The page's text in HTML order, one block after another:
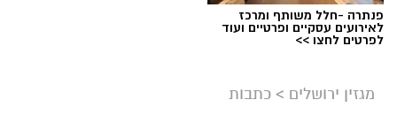
ניסים ניצ'קו . קרדיט צילום - פרטי
תגים: בנק ירושלים
פנתרה -חלל משותף ומרכז
לאירועים עסקיים ופרטיים ועוד
לפרטים לחצו >>
מגזין ירושלים > כתבות